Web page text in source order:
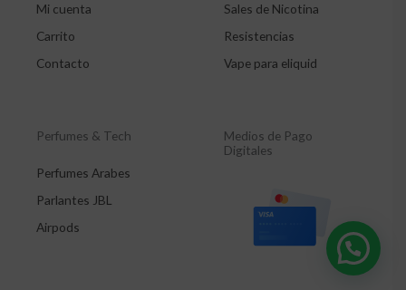
Mi cuenta
Carrito
Contacto
Sales de Nicotina
Resistencias
Vape para eliquid
Perfumes & Tech
Perfumes Arabes
Parlantes JBL
Airpods
Medios de Pago
Digitales